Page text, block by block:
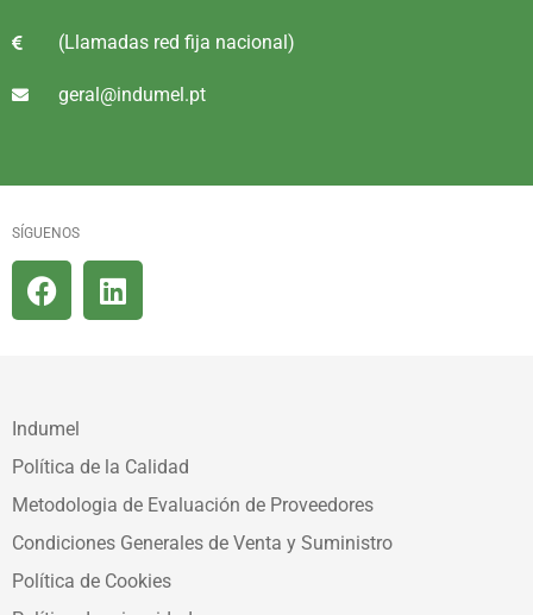
(Llamadas red fija nacional)
geral@indumel.pt
SÍGUENOS
Indumel
Política de la Calidad
Metodologia de Evaluación de Proveedores
Condiciones Generales de Venta y Suministro
Política de Cookies